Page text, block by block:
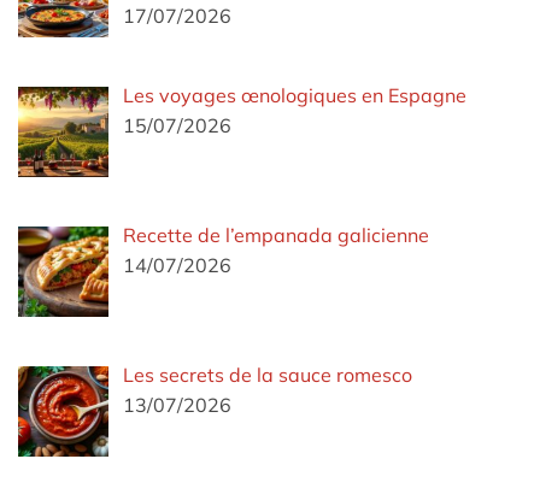
17/07/2026
Les voyages œnologiques en Espagne
15/07/2026
Recette de l’empanada galicienne
14/07/2026
Les secrets de la sauce romesco
13/07/2026